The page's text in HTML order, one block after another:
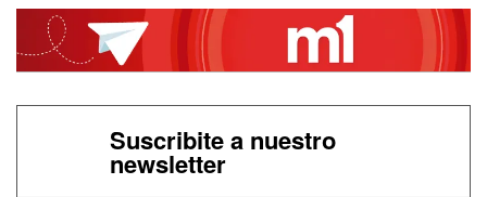
Suscribite a nuestro
newsletter